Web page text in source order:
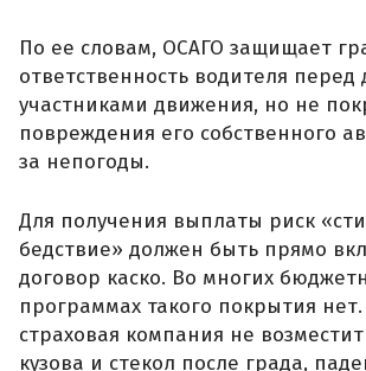
По ее словам, ОСАГО защищает
ответственность водителя перед
участниками движения, но не
повреждения его собственного
за непогоды.
Для получения выплаты риск
бедствие» должен быть прямо
договор каско. Во многих
программах такого покрытия
страховая компания не
кузова и стекол после града,